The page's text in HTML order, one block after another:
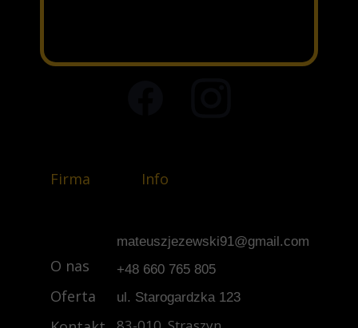
Firma
O nas
Oferta
Info
mateuszjezewski91@gmail.com
+48 660 765 805
ul. Starogardzka 123